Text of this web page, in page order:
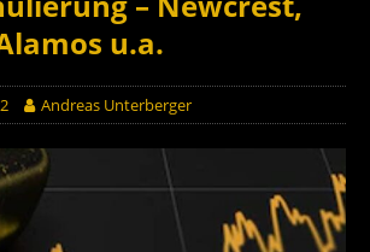
u.a.
Andreas Unterberger